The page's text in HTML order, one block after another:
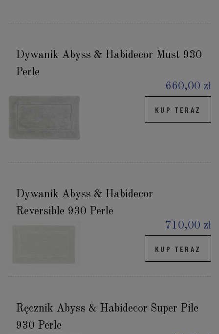
Dywanik Abyss & Habidecor Must 930
Perle
660,00 zł
KUP TERAZ
Dywanik Abyss & Habidecor
Reversible 930 Perle
710,00 zł
KUP TERAZ
Ręcznik Abyss & Habidecor Super Pile
930 Perle